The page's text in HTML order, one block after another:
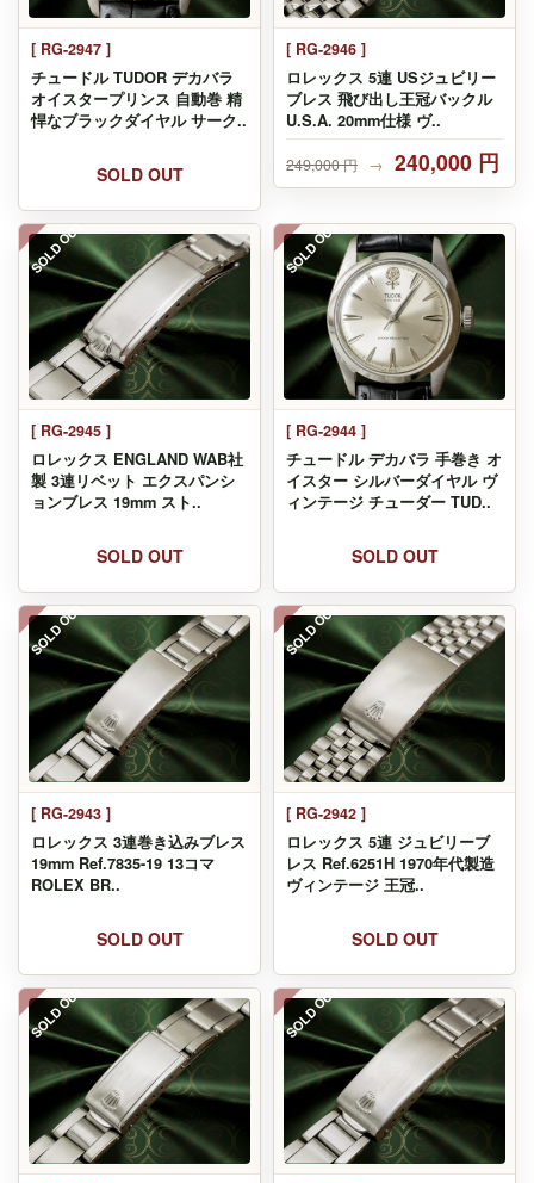
[ RG-2947 ]
チュードル TUDOR デカバラ
オイスタープリンス 自動巻 精
悍なブラックダイヤル サーク..
SOLD OUT
[ RG-2946 ]
ロレックス 5連 USジュビリー
ブレス 飛び出し王冠バックル
U.S.A. 20mm仕様 ヴ..
249,000 円 → 240,000 円
SOLD OUT
[ RG-2945 ]
ロレックス ENGLAND WAB社
製 3連リベット エクスパンシ
ョンブレス 19mm スト..
SOLD OUT
SOLD OUT
[ RG-2944 ]
チュードル デカバラ 手巻き オ
イスター シルバーダイヤル ヴ
ィンテージ チューダー TUD..
SOLD OUT
SOLD OUT
[ RG-2943 ]
ロレックス 3連巻き込みブレス
19mm Ref.7835-19 13コマ
ROLEX BR..
SOLD OUT
SOLD OUT
[ RG-2942 ]
ロレックス 5連 ジュビリーブ
レス Ref.6251H 1970年代製造
ヴィンテージ 王冠..
SOLD OUT
SOLD OUT SOLD OUT